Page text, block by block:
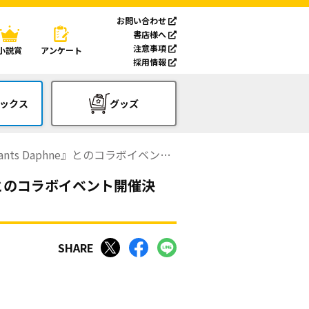
説賞 アンケート
お問い合わせ
書店様へ
注意事項
採用情報
クス グッズ
』とのコラボイベント開催決定!!
コラボイベント開催決
SHARE